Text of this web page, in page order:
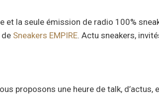
et la seule émission de radio 100%
de Sneakers EMPIRE. Actu sneakers,
proposons une heure de talk,